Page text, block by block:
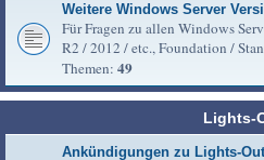
Weitere Windows Server
Für Fragen zu allen Windows
R2 / 2012 / etc., Foundation /
Themen: 49
Lights-
Ankündigungen zu Lights-Out